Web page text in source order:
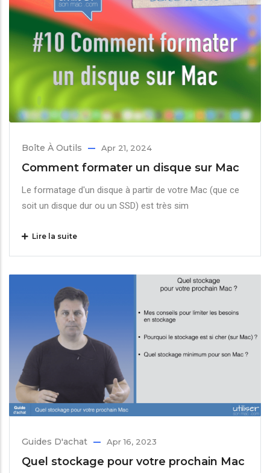
Boîte À Outils Apr 21, 2024
Comment formater un disque sur Mac
Le formatage d'un disque à partir de votre Mac (que ce
soit un disque dur ou un SSD) est très sim
Lire la suite
Guides D'achat Apr 16, 2023
Quel stockage pour votre prochain Mac